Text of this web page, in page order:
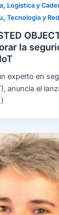
, Logistica y
,Tecnologia y Red
la
experto en
anuncia el